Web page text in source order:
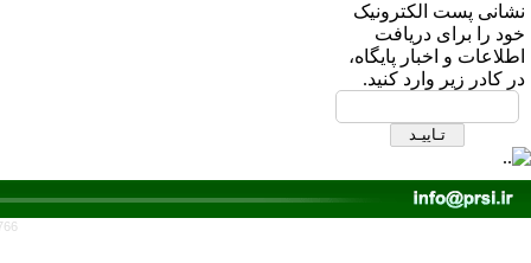
نشانی پست الکترونیک
خود را برای دریافت
اطلاعات و اخبار پایگاه،
در کادر زیر وارد کنید.